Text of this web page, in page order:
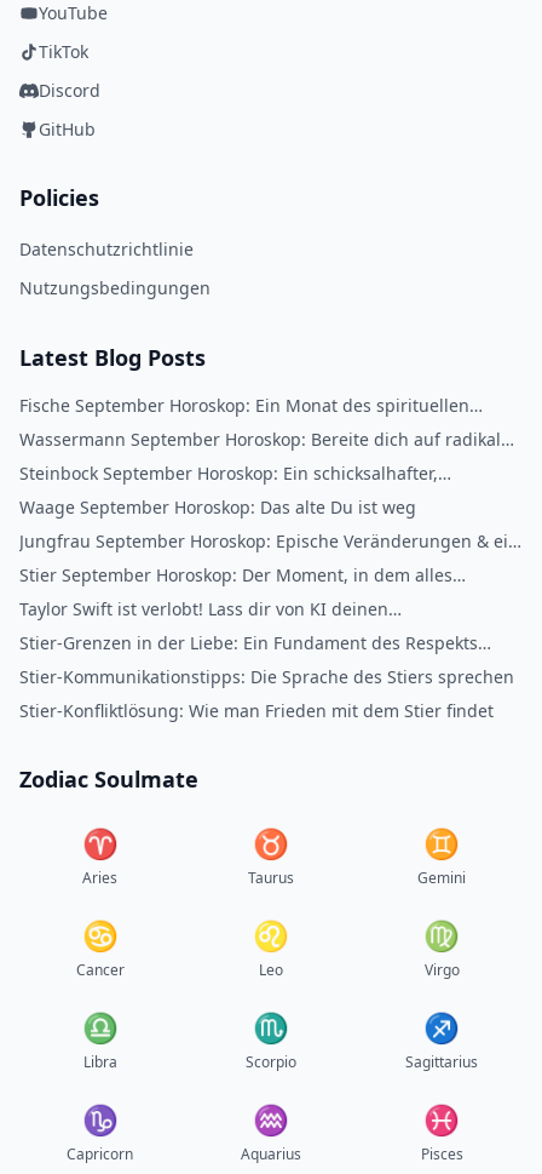
YouTube
TikTok
Discord
GitHub
Policies
Datenschutzrichtlinie
Nutzungsbedingungen
Latest Blog Posts
Fische September Horoskop: Ein Monat des spirituellen
Erwachens
Wassermann September Horoskop: Bereite dich auf radikale
Veränderungen vor
Steinbock September Horoskop: Ein schicksalhafter,
lebensverändernder Monat
Waage September Horoskop: Das alte Du ist weg
Jungfrau September Horoskop: Epische Veränderungen & ein
neues Du
Stier September Horoskop: Der Moment, in dem alles
zusammenpasst
Taylor Swift ist verlobt! Lass dir von KI deinen
Seelenverwandten zeigen
Stier-Grenzen in der Liebe: Ein Fundament des Respekts
aufbauen
Stier-Kommunikationstipps: Die Sprache des Stiers sprechen
Stier-Konfliktlösung: Wie man Frieden mit dem Stier findet
Zodiac Soulmate
♈︎
Aries
♉︎
Taurus
♊︎
Gemini
♋︎
Cancer
♌︎
Leo
♍︎
Virgo
♎︎
Libra
♏︎
Scorpio
♐︎
Sagittarius
♑︎
Capricorn
♒︎
Aquarius
♓︎
Pisces